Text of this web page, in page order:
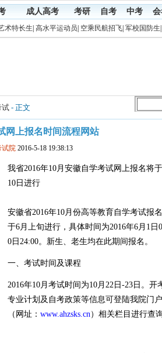
成人高考 考研 自考 中考
术特长生 高水平运动员 空乘民航招飞| 军校国防生
试 - 正文
网上报名时间流程网站
试院 2016-5-18 19:38:13
我省2016年10月安徽自学考试网上报名将
10日进行
安徽省2016年10月份高等教育自学考试报
于6月上旬进行，具体时间为2016年6月1日
0日24:00。新生、老生均在此期间报名。
一、考试时间及课程
2016年10月考试时间为10月22日-23日。开
专业计划及自考政策等信息可登陆我院门
（网址： www.ahzsks.cn）相关栏目进行查询